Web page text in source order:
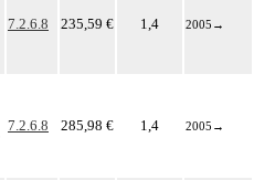
7.2.6.8 235,59 € 1,4 2005 →
7.2.6.8 285,98 € 1,4 2005 →